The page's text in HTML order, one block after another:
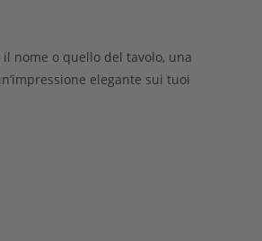
nome o quello del tavolo, una
elegante sui tuoi